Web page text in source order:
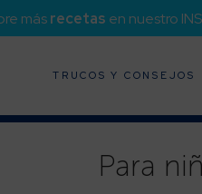
másrecetas en nuestro
TRUCOS Y CONSEJOS
Para